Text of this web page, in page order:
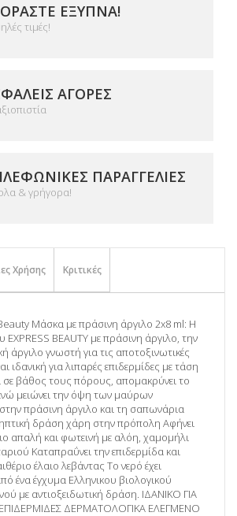
ΈΞΥΠΝΑ!
τιμές!
ΑΓΟΡΈΣ
ΠΑΡΑΓΓΕΛΊΕΣ
& γρήγορα!
Χρήσης Κριτικές
Μάσκα με πράσινη άργιλο 2x8 ml: Η
BEAUTY με πράσινη άργιλο, την
άργιλο γνωστή για τις αποτοξινωτικές
ιδανική για λιπαρές επιδερμίδες με τάση
σε βάθος τους πόρους, απομακρύνει το
μειώνει την όψη των μαύρων
πράσινη άργιλο και τη σαπωνάρια
δράση χάρη στην πρόπολη Αφήνει
απαλή και φωτεινή με αλόη, χαμομήλι
Καταπραΰνει την επιδερμίδα και
έλαιο λεβάντας Το νερό έχει
ένα έγχυμα Ελληνικου βιολογικού
με αντιοξειδωτική δράση. ΙΔΑΝΙΚΟ ΓΙΑ
ΔΕΡΜΑΤΟΛΟΓΙΚΑ ΕΛΕΓΜΕΝΟ